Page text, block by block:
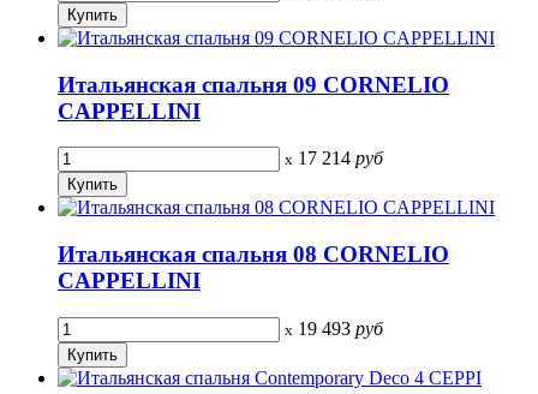
Итальянская спальня 09 CORNELIO
CAPPELLINI
x 17 214 руб
Итальянская спальня 08 CORNELIO
CAPPELLINI
x 19 493 руб